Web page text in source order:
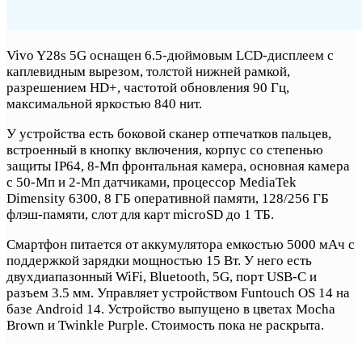
Vivo Y28s 5G оснащен 6.5-дюймовым LCD-дисплеем с
каплевидным вырезом, толстой нижней рамкой,
разрешением HD+, частотой обновления 90 Гц,
максимальной яркостью 840 нит.
У устройства есть боковой сканер отпечатков пальцев,
встроенный в кнопку включения, корпус со степенью
защиты IP64, 8-Мп фронтальная камера, основная камера
с 50-Мп и 2-Мп датчиками, процессор MediaTek
Dimensity 6300, 8 ГБ оперативной памяти, 128/256 ГБ
флэш-памяти, слот для карт microSD до 1 ТБ.
Смартфон питается от аккумулятора емкостью 5000 мАч с
поддержкой зарядки мощностью 15 Вт. У него есть
двухдиапазонный WiFi, Bluetooth, 5G, порт USB-C и
разъем 3.5 мм. Управляет устройством Funtouch OS 14 на
базе Android 14. Устройство выпущено в цветах Mocha
Brown и Twinkle Purple. Стоимость пока не раскрыта.